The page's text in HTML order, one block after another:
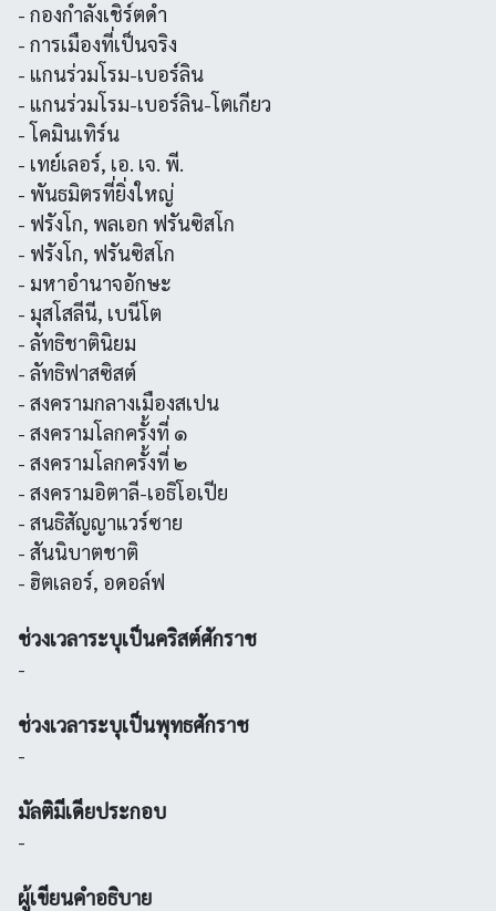
- กองกำลังเชิร์ตดำ
- การเมืองที่เป็นจริง
- แกนร่วมโรม-เบอร์ลิน
- แกนร่วมโรม-เบอร์ลิน-โตเกียว
- โคมินเทิร์น
- เทย์เลอร์, เอ. เจ. พี.
- พันธมิตรที่ยิ่งใหญ่
- ฟรังโก, พลเอก ฟรันซิสโก
- ฟรังโก, ฟรันซิสโก
- มหาอำนาจอักษะ
- มุสโสลีนี, เบนีโต
- ลัทธิชาตินิยม
- ลัทธิฟาสซิสต์
- สงครามกลางเมืองสเปน
- สงครามโลกครั้งที่ ๑
- สงครามโลกครั้งที่ ๒
- สงครามอิตาลี-เอธิโอเปีย
- สนธิสัญญาแวร์ซาย
- สันนิบาตชาติ
- ฮิตเลอร์, อดอล์ฟ
ช่วงเวลาระบุเป็นคริสต์ศักราช
-
ช่วงเวลาระบุเป็นพุทธศักราช
-
มัลติมีเดียประกอบ
-
ผู้เขียนคำอธิบาย